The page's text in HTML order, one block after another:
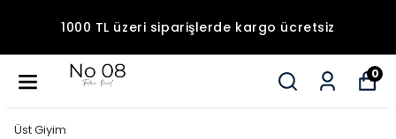
1000 TL üzeri siparişlerde kargo ücretsiz
0
Üst Giyim